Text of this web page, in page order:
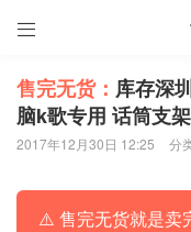

售完无货： 库存深
脑k歌专用 话筒支
2017年12月30日 12:25 分
⚠️ 售完无货就是卖